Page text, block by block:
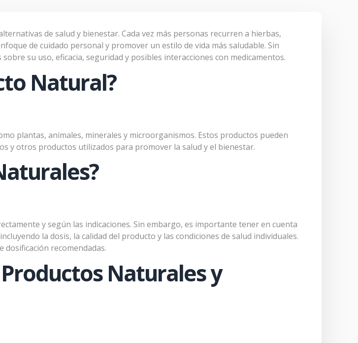
de salud y bienestar. Cada vez más personas recurren a hierbas,
de cuidado personal y promover un estilo de vida más saludable. Sin
su uso, eficacia, seguridad y posibles interacciones con medicamentos.
Natural?
plantas, animales, minerales y microorganismos. Estos productos pueden
y otros productos utilizados para promover la salud y el bienestar.
y según las indicaciones. Sin embargo, es importante tener en cuenta
la dosis, la calidad del producto y las condiciones de salud individuales.
dosificación recomendadas.
Naturales y